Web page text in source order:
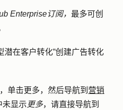
Enterprise订阅， 最多可创
潜在客户转化”创建广告转化
单击更多，然后导航到 营销
未显示 更多，请直接导航到